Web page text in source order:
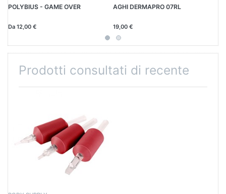
POLYBIUS - GAME OVER
Da 12,00 €
AGHI DERMAPRO 07RL
19,00 €
Prodotti consultati di recente